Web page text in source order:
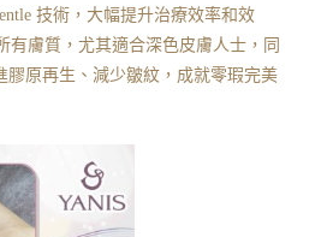
技術，大幅提升治療效率和效
有膚質，尤其適合深色皮膚人士，同
膠原再生、減少皺紋，成就零瑕完美